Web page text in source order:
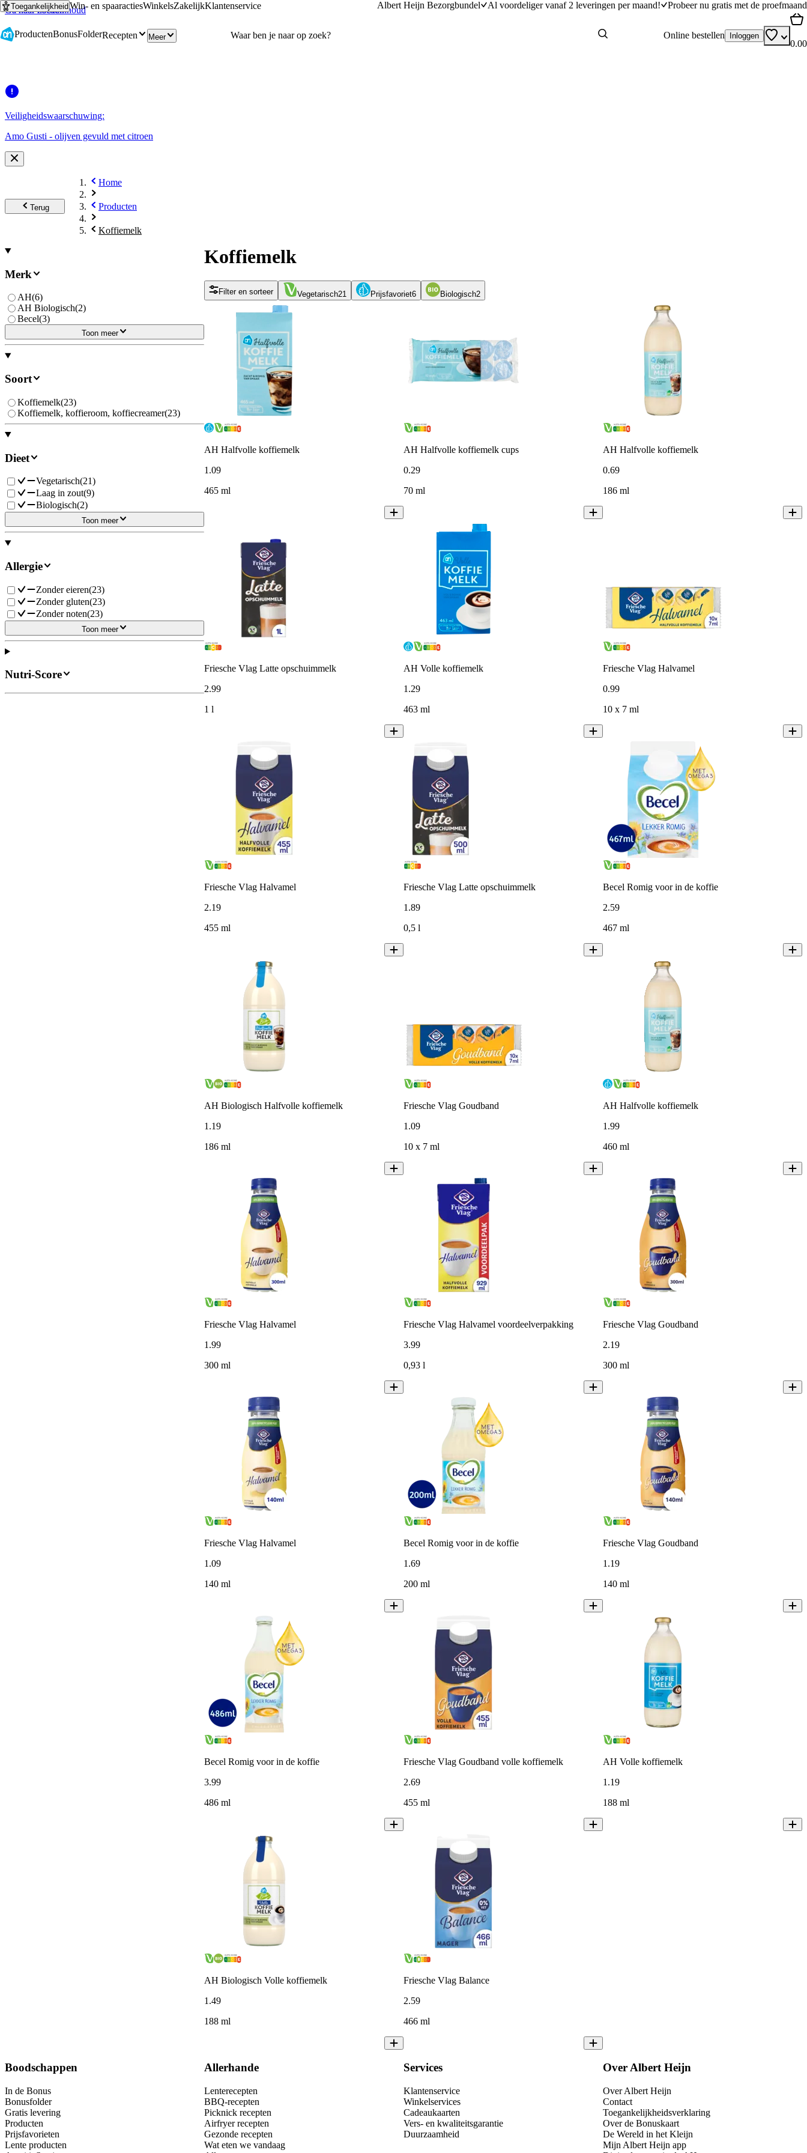
Ga naar hoofdinhoud
Ga naar zoeken
ToegankelijkheidWin- en spaaractiesWinkelsZakelijkKlantenservice Albert Heijn Bezorgbundel Al voordeliger vanaf 2 leveringen per maand! Probeer nu gratis met de proefmaand
ProductenBonusFolderRecepten Meer Online bestellen Inloggen
0.00
Veiligheidswaarschuwing:
Amo Gusti - olijven gevuld met citroen
Terug
Home
Producten
Koffiemelk
Merk
AH(6)
AH Biologisch(2)
Becel(3)
Toon meer
Soort
Koffiemelk(23)
Koffiemelk, koffieroom, koffiecreamer(23)
Dieet
Vegetarisch(21)
Laag in zout(9)
Biologisch(2)
Toon meer
Allergie
Zonder eieren(23)
Zonder gluten(23)
Zonder noten(23)
Toon meer
Nutri-Score
Koffiemelk
Filter en sorteer Vegetarisch21 Prijsfavoriet6 Biologisch2
AH Halfvolle koffiemelk
1.09
465 ml
AH Halfvolle koffiemelk cups
0.29
70 ml
AH Halfvolle koffiemelk
0.69
186 ml
Friesche Vlag Latte opschuimmelk
2.99
1 l
AH Volle koffiemelk
1.29
463 ml
Friesche Vlag Halvamel
0.99
10 x 7 ml
Friesche Vlag Halvamel
2.19
455 ml
Friesche Vlag Latte opschuimmelk
1.89
0,5 l
Becel Romig voor in de koffie
2.59
467 ml
AH Biologisch Halfvolle koffiemelk
1.19
186 ml
Friesche Vlag Goudband
1.09
10 x 7 ml
AH Halfvolle koffiemelk
1.99
460 ml
Friesche Vlag Halvamel
1.99
300 ml
Friesche Vlag Halvamel voordeelverpakking
3.99
0,93 l
Friesche Vlag Goudband
2.19
300 ml
Friesche Vlag Halvamel
1.09
140 ml
Becel Romig voor in de koffie
1.69
200 ml
Friesche Vlag Goudband
1.19
140 ml
Becel Romig voor in de koffie
3.99
486 ml
Friesche Vlag Goudband volle koffiemelk
2.69
455 ml
AH Volle koffiemelk
1.19
188 ml
AH Biologisch Volle koffiemelk
1.49
188 ml
Friesche Vlag Balance
2.59
466 ml
Boodschappen
In de Bonus
Bonusfolder
Gratis levering
Producten
Prijsfavorieten
Lente producten
Allerhande
Lenterecepten
BBQ-recepten
Picknick recepten
Airfryer recepten
Gezonde recepten
Wat eten we vandaag
Services
Klantenservice
Winkelservices
Cadeaukaarten
Vers- en kwaliteitsgarantie
Duurzaamheid
Over Albert Heijn
Over Albert Heijn
Contact
Toegankelijkheidsverklaring
Over de Bonuskaart
De Wereld in het Kleijn
Mijn Albert Heijn app